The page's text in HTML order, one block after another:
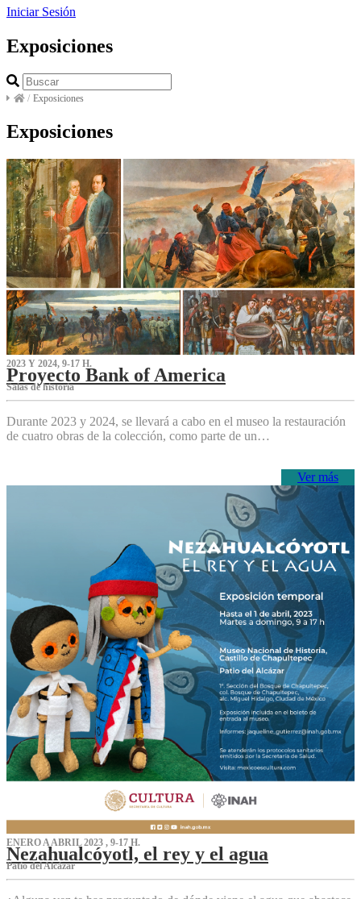
Iniciar Sesión
Exposiciones
/ Exposiciones
Exposiciones
2023 Y 2024, 9-17 H.
Proyecto Bank of America
S‌alas de historia
Durante 2023 y 2024, se llevará a cabo en el museo la restauración
de cuatro obras de la colección, como parte de un…
Ver más
ENERO A ABRIL 2023 , 9-17 H.
Nezahualcóyotl, el rey y el agua
Patio del Alcázar